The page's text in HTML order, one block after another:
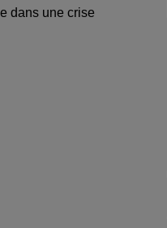
dans une crise